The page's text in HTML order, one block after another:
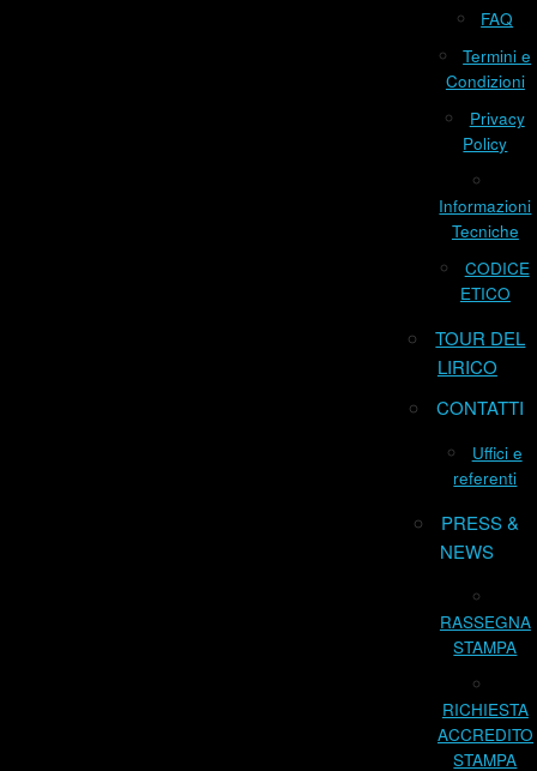
FAQ
Termini e
Condizioni
Privacy
Policy
Informazioni
Tecniche
CODICE
ETICO
TOUR DEL
LIRICO
CONTATTI
Uffici e
referenti
PRESS &
NEWS
RASSEGNA
STAMPA
RICHIESTA
ACCREDITO
STAMPA